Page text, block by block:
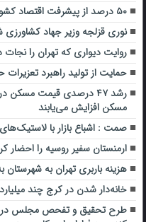
۵۰ درصد از پیشرفت اقتصاد کشور مرهون صنعت نفت است
نوری قزلجه وزیر جهاد کشاورزی
روایت دیواری که تهران را نجات
حمایت از تولید راهبرد
رشد ۴۷ درصدی قیمت مسکن
مسکن افزایش می‌یابند
صمت : اشباع بازار با لاستیک‌های
ارمنستان سفیر روسیه را احضار
هزینه باربری تهران به
خانه‌دار شدن در کرج چند
طرح تحقیق و تفحص مجلس در